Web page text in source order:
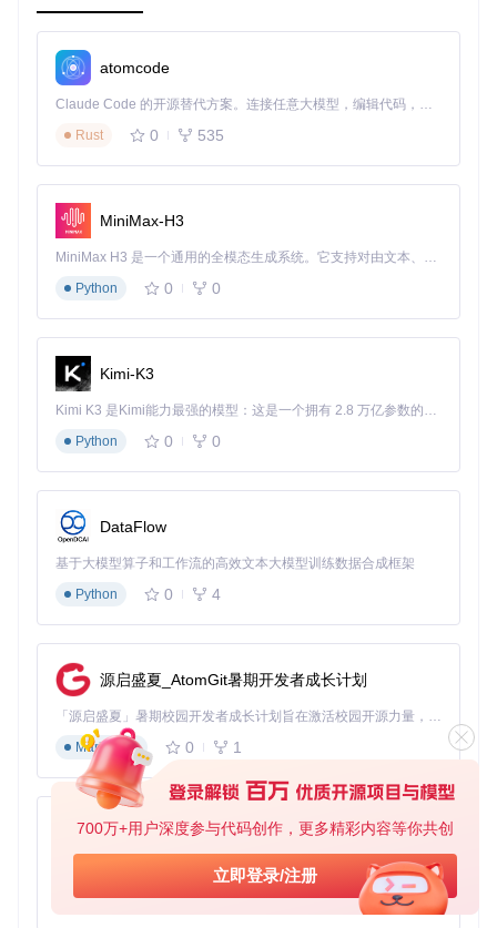
700万+用户深度参与代码创作，更多精彩内容等你共创
立即登录/注册
眠状态机，通过
保存和中断屏蔽。内核会在休眠前执行：
// 简化的休眠准备代码
void
KSleepManager::PrepareForSleep()
    ServiceManager::
SuspendNonCriticalServices
// 保存进程状态
for
        process->
SaveState
    }
// 配置唤醒中断
用户空间服务协作
Stratosphere的stratosphere/pm/source电源管理服务负责协
调用户空间应用的休眠通知，确保应用在休眠前保存数据并释
实施分级优化方案提升睡眠体验
根据不同使用场景，我们提供三个级别的优化方案，从简单配
置到深度定制逐步提升睡眠体验：
基础配置优化（适用于普通用户）
▸调整系统设置配置编辑config_templates/system_sett
ings.ini
文件，优化电源管理参数：
[power]
; 禁用自动休眠以避免触发异常路径
auto_sleep_time
; 降低待机功耗级别（0-3，3为最低功耗）
standby_power_level=3
[display]
; 休眠前自动降低亮度
atomcode
Claude Code 的开源替代方案。连接任意大模型，编辑代码，运行命令，自动验证 — 全自动执行。用 Rust 构建，极致性能。 ｜ An open-source alternative to Claude Code. Connect any LLM, edit code, run commands, and verify changes — autonomously. Built in Rust for speed. Get Started
Rust
0 535
MiniMax-H3
MiniMax H3 是一个通用的全模态生成系统。它支持对由文本、图像、视频和音频组成的多模态上下文进行统一理解，并能生成分辨率高达 2K、时长可达 15 秒的带原生立体声音频的视频。得益于面向任务泛化的系统设计，H3 在预训练阶段就已具备广泛的多模态上下文理解与生成能力，能够出色地执行复杂的多模态指令。
Python
0 0
Kimi-K3
Kimi K3 是Kimi能力最强的模型：这是一个拥有 2.8 万亿参数的混合专家（MoE）模型，具备原生视觉理解能力，并支持 100 万 token 的上下文窗口。
Python
0 0
DataFlow
基于大模型算子和工作流的高效文本大模型训练数据合成框架
Python
0 4
源启盛夏_AtomGit暑期开发者成长计划
「源启盛夏」暑期校园开发者成长计划旨在激活校园开源力量，通过积分激励、认证扶持、资源倾斜等形式，引导高校组织和开发者完成「入驻 — 建项目 — 做贡献 — 获认证 — 得资源」的完整闭环。无论你是想带领社团入驻平台的组织者，还是希望用代码贡献证明自己的开发者，都能在这里找到属于你的成长路径。
Markdown
0 1
py-xiaozhi
基于Python的Xiaozhi AI，适用于想要完整Xiaozhi体验而无需拥有专用硬件的用户。
Python
0 1